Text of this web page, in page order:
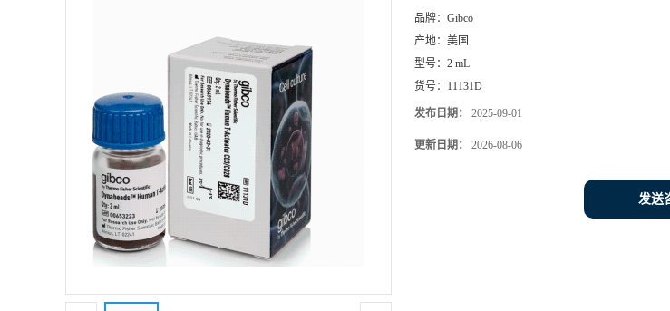
品牌： Gibco
产地： 美国
型号： 2 mL
货号： 11131D
发布日期： 2025-09-01
更新日期： 2026-08-06
发送